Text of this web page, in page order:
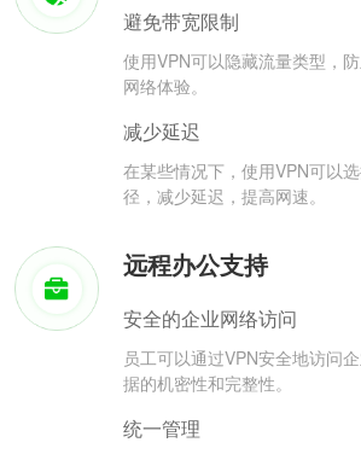
避免带宽限制
使用VPN可以隐藏流量类型，
网络体验。
减少延迟
在某些情况下，使用VPN可以
径，减少延迟，提高网速。
远程办公支持
安全的企业网络访问
员工可以通过VPN安全地访问
据的机密性和完整性。
统一管理